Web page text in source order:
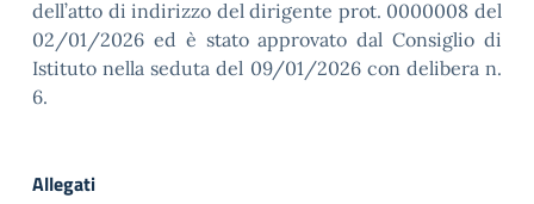
dell’atto di indirizzo del dirigente prot. 0000008 del
02/01/2026 ed è stato approvato dal Consiglio di
Istituto nella seduta del 09/01/2026 con delibera n.
6.
Allegati